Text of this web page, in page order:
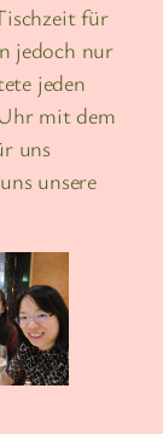
für
jedoch nur
jeden
mit dem
uns
unsere